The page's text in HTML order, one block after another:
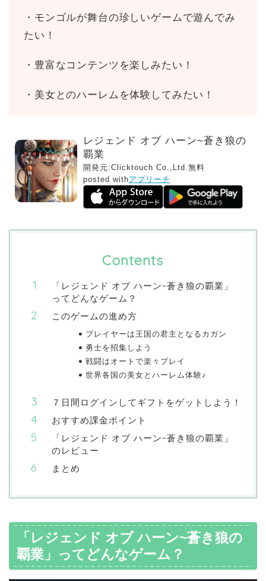
・モンゴルが舞台の珍しいゲームで遊んでみ
たい！
・豊富なコンテンツを楽しみたい！
・美女とのハーレムを体験してみたい！
レジェンド オブ ハーン~蒼き狼の
覇業
開発元:Clicktouch Co.,Ltd.無料
posted withアプリーチ
Contents
「レジェンド オブ ハーン~蒼き狼の覇業」
ってどんなゲーム？
このゲームの進め方
プレイヤーは王国の君主となるカガン
勇士を招集しよう
戦闘はオートで楽々プレイ
世界各国の美女とハーレム体験♪
７日間ログインしてギフトをゲットしよう！
おすすめ課金ポイント
「レジェンド オブ ハーン~蒼き狼の覇業」
のレビュー
まとめ
「レジェンド オブ ハーン~蒼き狼の
覇業」ってどんなゲーム？